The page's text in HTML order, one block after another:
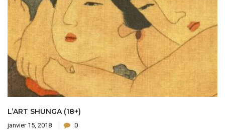
L’ART SHUNGA (18+)
janvier 15, 2018 0